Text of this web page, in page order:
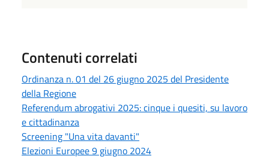
Contenuti correlati
Ordinanza n. 01 del 26 giugno 2025 del Presidente
della Regione
Referendum abrogativi 2025: cinque i quesiti, su lavoro
e cittadinanza
Screening "Una vita davanti"
Elezioni Europee 9 giugno 2024